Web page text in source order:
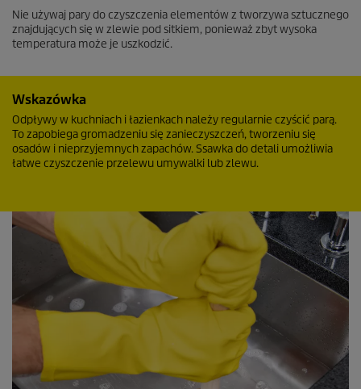
Nie używaj pary do czyszczenia elementów z tworzywa sztucznego
znajdujących się w zlewie pod sitkiem, ponieważ zbyt wysoka
temperatura może je uszkodzić.
Wskazówka
Odpływy w kuchniach i łazienkach należy regularnie czyścić parą.
To zapobiega gromadzeniu się zanieczyszczeń, tworzeniu się
osadów i nieprzyjemnych zapachów. Ssawka do detali umożliwia
łatwe czyszczenie przelewu umywalki lub zlewu.